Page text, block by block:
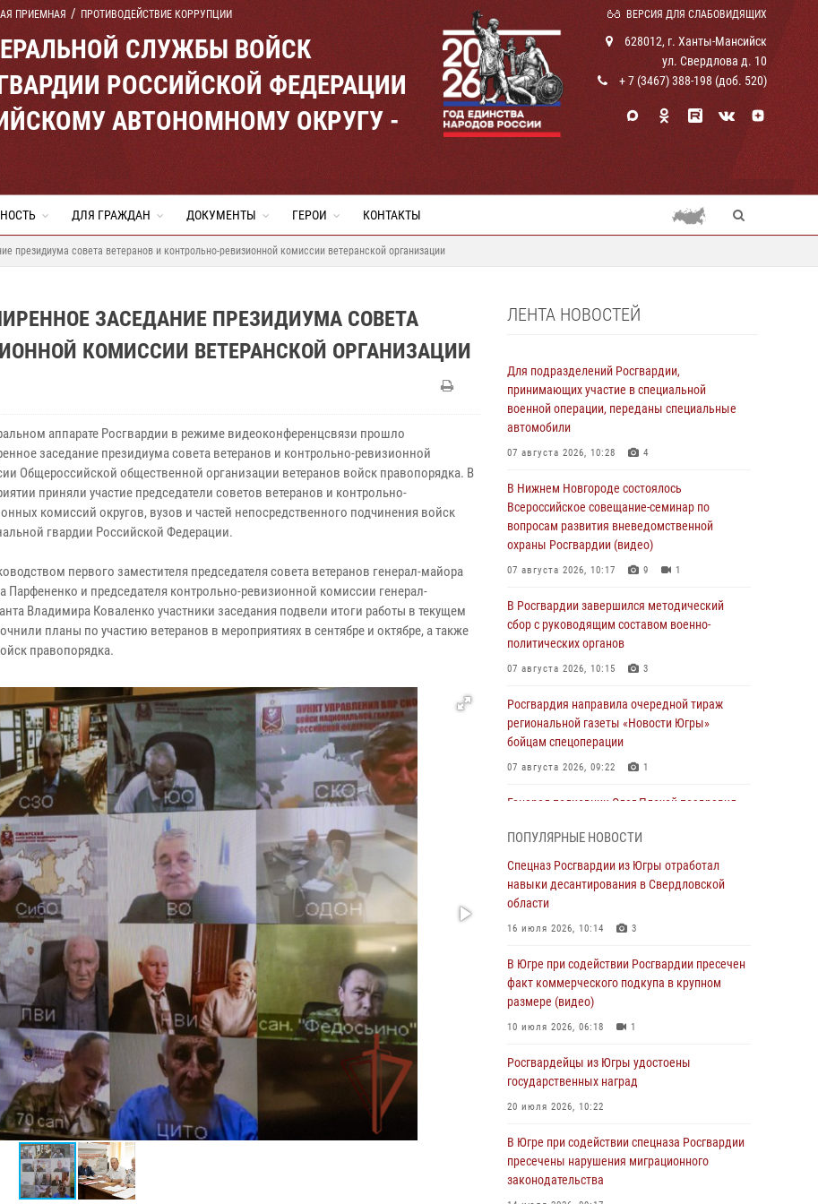
ПРИЕМНАЯ ПРОТИВОДЕЙСТВИЕ КОРРУПЦИИ ВЕРСИЯ ДЛЯ СЛАБОВИДЯЩИХ
СЛУЖБЫ ВОЙСК
РОССИЙСКОЙ ФЕДЕРАЦИИ
АВТОНОМНОМУ ОКРУГУ -
628012, г. Ханты-Мансийск
ул. Свердлова д. 10
+ 7 (3467) 388-198 (доб. 520)
ДЛЯ ГРАЖДАН ДОКУМЕНТЫ ГЕРОИ КОНТАКТЫ
президиума совета ветеранов и контрольно-ревизионной комиссии ветеранской организации
ЗАСЕДАНИЕ ПРЕЗИДИУМА СОВЕТА
КОМИССИИ ВЕТЕРАНСКОЙ ОРГАНИЗАЦИИ
аппарате Росгвардии в режиме видеоконференцсвязи прошло
заседание президиума совета ветеранов и контрольно-ревизионной
Общероссийской общественной организации ветеранов войск правопорядка. В
приняли участие председатели советов ветеранов и контрольно-
комиссий округов, вузов и частей непосредственного подчинения войск
гвардии Российской Федерации.
первого заместителя председателя совета ветеранов генерал-майора
Парфененко и председателя контрольно-ревизионной комиссии генерал-
Владимира Коваленко участники заседания подвели итоги работы в текущем
планы по участию ветеранов в мероприятиях в сентябре и октябре, а также
правопорядка.
ЛЕНТА НОВОСТЕЙ
Для подразделений Росгвардии,
принимающих участие в специальной
военной операции, переданы специальные
автомобили
07 августа 2026, 10:28 4
В Нижнем Новгороде состоялось
Всероссийское совещание-семинар по
вопросам развития вневедомственной
охраны Росгвардии (видео)
07 августа 2026, 10:17 9 1
В Росгвардии завершился методический
сбор с руководящим составом военно-
политических органов
07 августа 2026, 10:15 3
Росгвардия направила очередной тираж
региональной газеты «Новости Югры»
бойцам спецоперации
07 августа 2026, 09:22 1
Генерал-полковник Олег Плохой поздравил
подразделений Росгвардии с
профессиональным праздником
07 августа 2026, 06:02
Делегация МВД Республики Беларусь
работы Росгвардии в Москве (видео)
06 августа 2026, 11:29 5 1
06 августа 2026, 11:28
армии Ивана Кирилловича Яковлева
06 августа 2026, 11:26 6
ПОПУЛЯРНЫЕ НОВОСТИ
Спецназ Росгвардии из Югры отработал
навыки десантирования в Свердловской
области
16 июля 2026, 10:14 3
В Югре при содействии Росгвардии пресечен
факт коммерческого подкупа в крупном
размере (видео)
10 июля 2026, 06:18 1
Росгвардейцы из Югры удостоены
государственных наград
20 июля 2026, 10:22
В Югре при содействии спецназа Росгвардии
пресечены нарушения миграционного
законодательства